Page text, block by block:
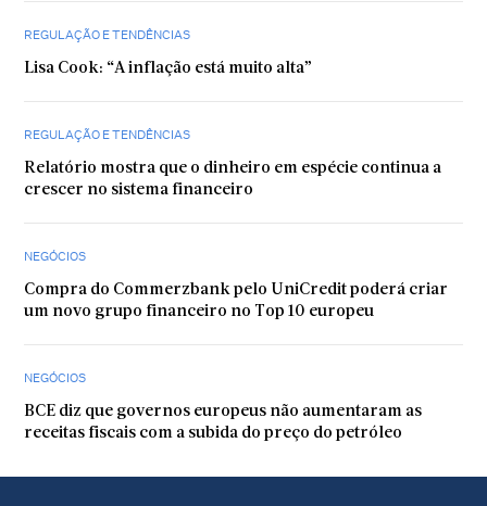
REGULAÇÃO E TENDÊNCIAS
Lisa Cook: “A inflação está muito alta”
REGULAÇÃO E TENDÊNCIAS
Relatório mostra que o dinheiro em espécie continua a
crescer no sistema financeiro
NEGÓCIOS
Compra do Commerzbank pelo UniCredit poderá criar
um novo grupo financeiro no Top 10 europeu
NEGÓCIOS
BCE diz que governos europeus não aumentaram as
receitas fiscais com a subida do preço do petróleo